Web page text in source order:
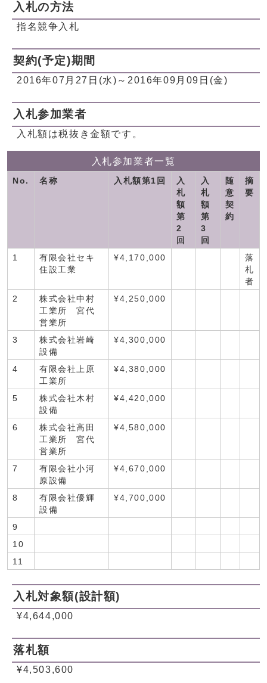
入札の方法
指名競争入札
契約(予定)期間
2016年07月27日(水)～2016年09月09日(金)
入札参加業者
入札額は税抜き金額です。
入札参加業者一覧
No. 名称 入札額第1回
入
札
額
第
2
回
入
札
額
第
3
回
随
意
契
約
摘
要
1
有限会社セキ
住設工業
¥4,170,000
落
札
者
2
株式会社中村
工業所 宮代
営業所
¥4,250,000
3
株式会社岩崎
設備
¥4,300,000
4
有限会社上原
工業所
¥4,380,000
5
株式会社木村
設備
¥4,420,000
6
株式会社高田
工業所 宮代
営業所
¥4,580,000
7
有限会社小河
原設備
¥4,670,000
8
有限会社優輝
設備
¥4,700,000
9
10
11
入札対象額(設計額)
¥4,644,000
落札額
¥4,503,600